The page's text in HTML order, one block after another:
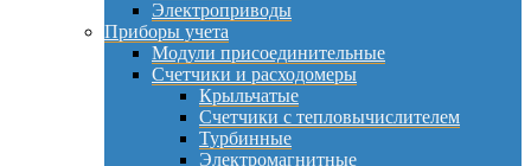
Электроприводы
Приборы учета
Модули присоединительные
Счетчики и расходомеры
Крыльчатые
Счетчики с тепловычислителем
Турбинные
Электромагнитные